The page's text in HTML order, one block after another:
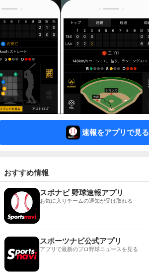
速報をアプリで見る
おすすめ情報
スポナビ 野球速報アプリ
お気に入りチームの通知が受け取れる
スポーツナビ公式アプリ
アプリで最新のプロ野球ニュースを見る